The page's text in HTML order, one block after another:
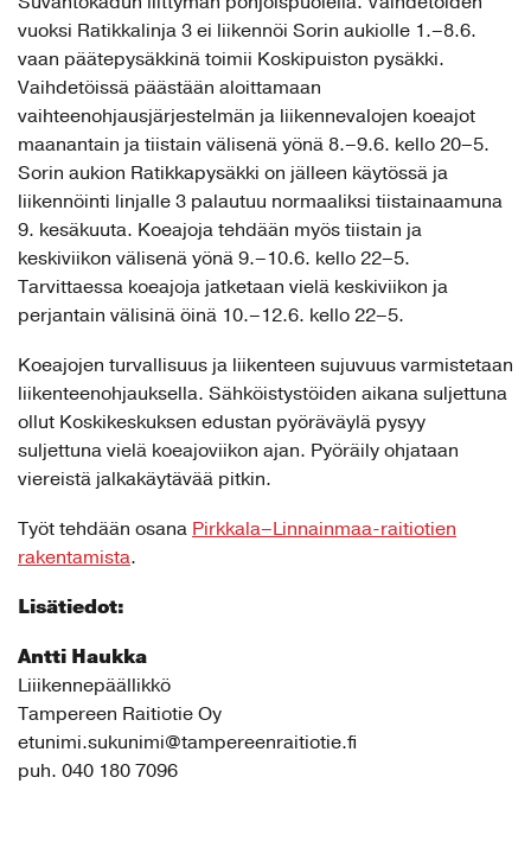
vuoksi Ratikkalinja 3 ei liikennöi Sorin aukiolle 1.–8.6.
vaan päätepysäkkinä toimii Koskipuiston pysäkki.
Vaihdetöissä päästään aloittamaan
vaihteenohjausjärjestelmän ja liikennevalojen koeajot
maanantain ja tiistain välisenä yönä 8.–9.6. kello 20–5.
Sorin aukion Ratikkapysäkki on jälleen käytössä ja
liikennöinti linjalle 3 palautuu normaaliksi tiistainaamuna
9. kesäkuuta. Koeajoja tehdään myös tiistain ja
keskiviikon välisenä yönä 9.–10.6. kello 22–5.
Tarvittaessa koeajoja jatketaan vielä keskiviikon ja
perjantain välisinä öinä 10.–12.6. kello 22–5.
Koeajojen turvallisuus ja liikenteen sujuvuus varmistetaan
liikenteenohjauksella. Sähköistystöiden aikana suljettuna
ollut Koskikeskuksen edustan pyöräväylä pysyy
suljettuna vielä koeajoviikon ajan. Pyöräily ohjataan
viereistä jalkakäytävää pitkin.
Työt tehdään osana Pirkkala–Linnainmaa-raitiotien
rakentamista.
Lisätiedot:
Antti Haukka
Liiikennepäällikkö
Tampereen Raitiotie Oy
etunimi.sukunimi@tampereenraitiotie.fi
puh. 040 180 7096